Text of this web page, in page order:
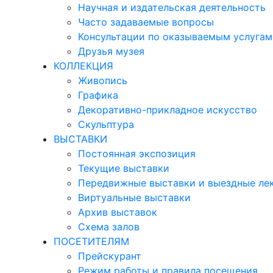
Научная и издательская деятельность
Часто задаваемые вопросы
Консультации по оказываемым услугам
Друзья музея
КОЛЛЕКЦИЯ
Живопись
Графика
Декоративно-прикладное искусство
Скульптура
ВЫСТАВКИ
Постоянная экспозиция
Текущие выставки
Передвижные выставки и выездные
Виртуальные выставки
Архив выставок
Схема залов
ПОСЕТИТЕЛЯМ
Прейскурант
Режим работы и правила посещения